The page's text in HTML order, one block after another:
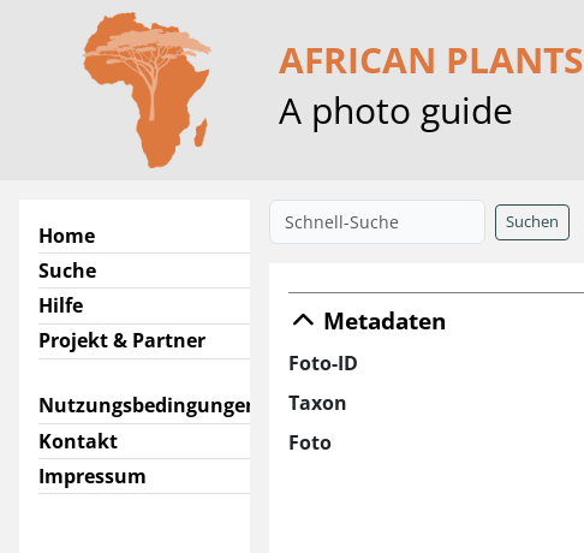
AFRICAN PLANTS
A photo guide
Home
Suche
Hilfe
Projekt & Partner
Nutzungsbedingungen
Kontakt
Impressum
Suchen
Metadaten
Foto-ID
Taxon
Foto